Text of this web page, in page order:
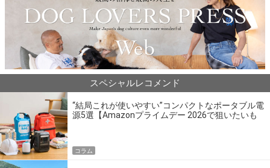
スペシャルレコメンド
“結局これが使いやすい”コンパクトなポータブル電
源5選【Amazonプライムデー 2026で狙いたいも
コラム